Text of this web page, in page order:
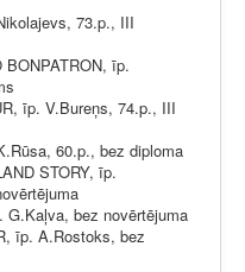
73.p., III
BONPATRON, īp.
īp. V.Bureņs, 74.p., III
60.p., bez diploma
STORY, īp.
bez novērtējuma
īp. A.Rostoks, bez